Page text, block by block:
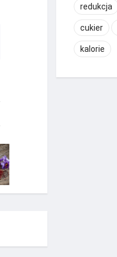
redukcja
cukier
kalorie